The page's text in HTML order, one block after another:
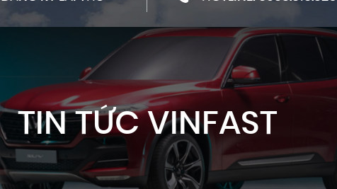
TIN TỨC VINFAST